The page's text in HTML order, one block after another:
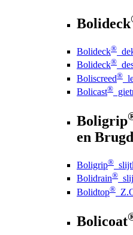
Bolideck
Bolideck®
Bolideck®
Boliscreed®
Bolicast®
Boligrip
en
Boligrip®
Bolidrain®
Bolidtop®
Bolicoat